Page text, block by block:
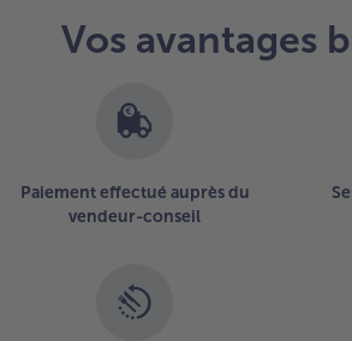
Vos avantages
Paiement effectué auprès du
vendeur-conseil